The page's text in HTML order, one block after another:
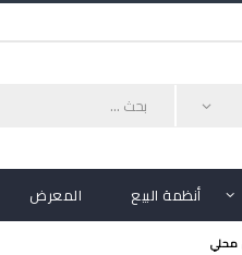
أنظمة البيع المعرض